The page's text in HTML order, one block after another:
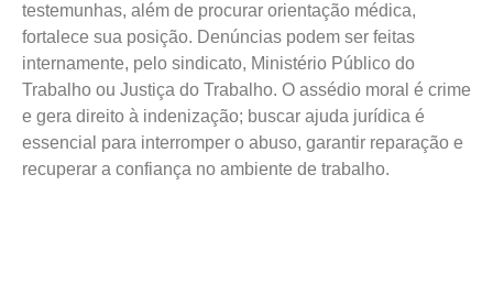
testemunhas, além de procurar orientação médica,
fortalece sua posição. Denúncias podem ser feitas
internamente, pelo sindicato, Ministério Público do
Trabalho ou Justiça do Trabalho. O assédio moral é crime
e gera direito à indenização; buscar ajuda jurídica é
essencial para interromper o abuso, garantir reparação e
recuperar a confiança no ambiente de trabalho.